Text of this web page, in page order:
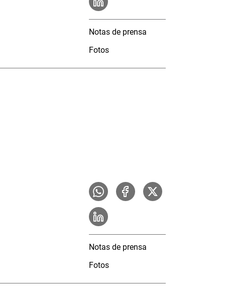
Notas de prensa
Fotos
Notas de prensa
Fotos